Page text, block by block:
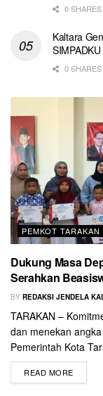
0 SHARES
Kaltara
0 SHARES
PEMKOT TARAKAN
Dukung Masa
Serahkan
BY REDAKSI JENDELA
TARAKAN –
dan menekan
Pemerintah Kota
READ MORE